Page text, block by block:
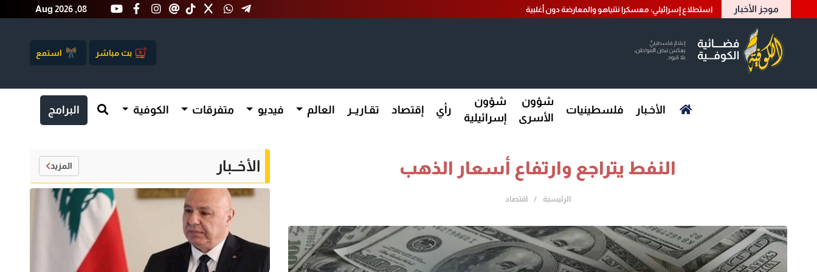
موجز الأخبار استطلاع إسرائيلي: معسكرا نتنياهو والمعارضة دون أغلبية Aug 2026 ,08
بث مباشر استمع
الأخـبار فلسطينيات
شؤون
الأسرى
شؤون
إسرائيلية
رأي إقتصاد تقـاريــر العالم فيديو متفرقات الكوفية البرامج
النفط يتراجع وارتفاع أسعار الذهب
الرئيسية اقتصاد
الأخــبار المزيد